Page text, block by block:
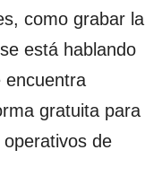
como grabar la
está hablando
encuentra
gratuita para
de